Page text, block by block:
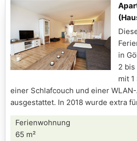
in
2
mit
einer Schlafcouch und einer
ausgestattet. In 2018 wurde extra
Ferienwohnung
65 m²